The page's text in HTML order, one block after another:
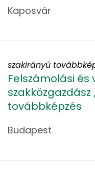
Kaposvár
Felszámolási
továbbképzés
Budapest
szakirányú